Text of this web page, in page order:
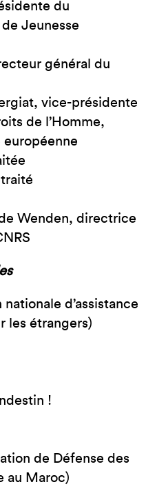
du
Jeunesse
général du
vice-présidente
de l’Homme,
Wenden, directrice
d’assistance
les étrangers)
!
de Défense des
au Maroc)